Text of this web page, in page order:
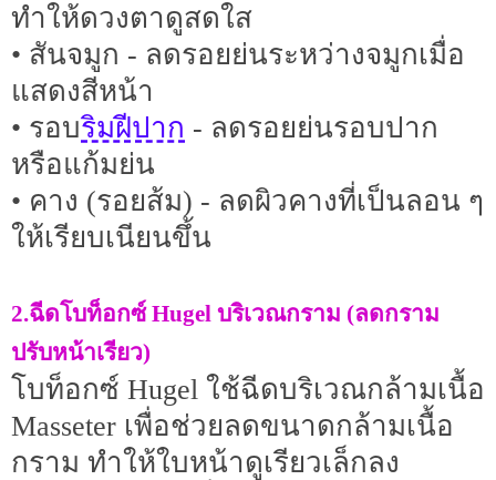
ทำให้ดวงตาดูสดใส
• สันจมูก - ลดรอยย่นระหว่างจมูกเมื่อ
แสดงสีหน้า
• รอบริมฝีปาก - ลดรอยย่นรอบปาก
หรือแก้มย่น
• คาง (รอยส้ม) - ลดผิวคางที่เป็นลอน ๆ
ให้เรียบเนียนขึ้น
2.ฉีดโบท็อกซ์ Hugel บริเวณกราม (ลดกราม
ปรับหน้าเรียว)
โบท็อกซ์ Hugel ใช้ฉีดบริเวณกล้ามเนื้อ
Masseter เพื่อช่วยลดขนาดกล้ามเนื้อ
กราม ทำให้ใบหน้าดูเรียวเล็กลง